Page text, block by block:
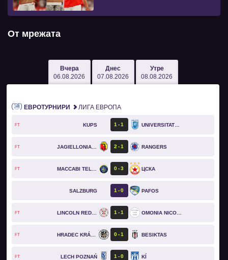
От мрежата
Вчера
06.08.2026
Днес
07.08.2026
Утре
08.08.2026
ЕВРОТУРНИРИ ЛИГА ЕВРОПА
FT KUPS 1 1 UNIVERSITATEA CRAIOVA
FT JAGIELLONIA BIAŁYSTOK 2 1 RANGERS
FT 0 3 ЦСКА
SALZBURG 1 0 PAFOS
FT LINCOLN RED IMPS 1 1 OMONIA NICOSIA
FT HRADEC KRÁLOVÉ 0 1 BESIKTAS
FT LECH POZNAŃ 1 0 KÍ